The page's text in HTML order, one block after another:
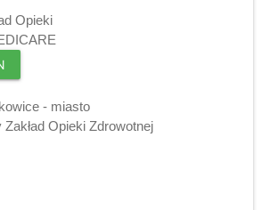
Opieki
- miasto
Opieki Zdrowotnej